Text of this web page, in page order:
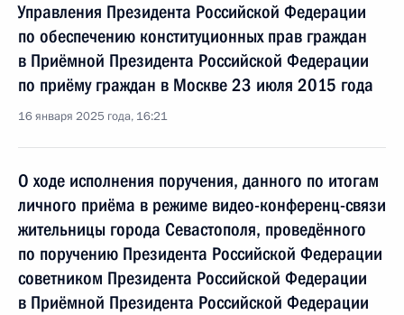
Управления Президента Российской Федерации
по обеспечению конституционных прав граждан
в Приёмной Президента Российской Федерации
по приёму граждан в Москве 23 июля 2015 года
16 января 2025 года, 16:21
О ходе исполнения поручения, данного по итогам
личного приёма в режиме видео-конференц-связи
жительницы города Севастополя, проведённого
по поручению Президента Российской Федерации
советником Президента Российской Федерации
в Приёмной Президента Российской Федерации